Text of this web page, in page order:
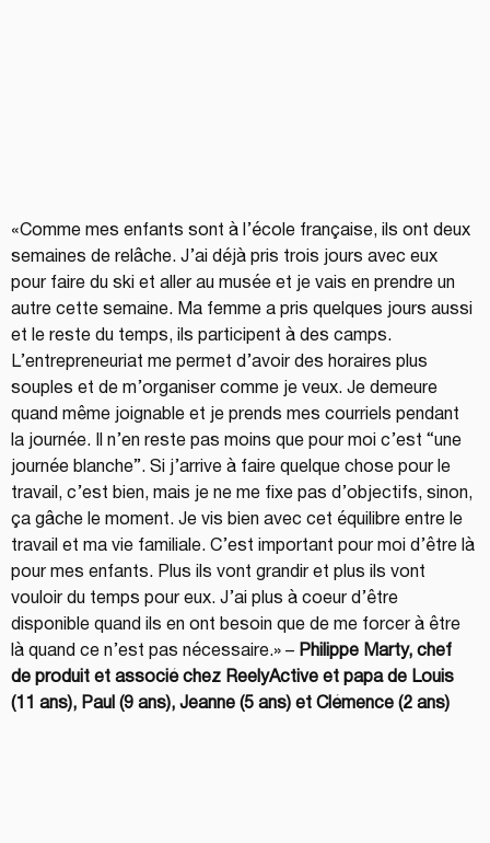
«Comme mes enfants sont à l’école française, ils ont deux
semaines de relâche. J’ai déjà pris trois jours avec eux
pour faire du ski et aller au musée et je vais en prendre un
autre cette semaine. Ma femme a pris quelques jours aussi
et le reste du temps, ils participent à des camps.
L’entrepreneuriat me permet d’avoir des horaires plus
souples et de m’organiser comme je veux. Je demeure
quand même joignable et je prends mes courriels pendant
la journée. Il n’en reste pas moins que pour moi c’est “une
journée blanche”. Si j’arrive à faire quelque chose pour le
travail, c’est bien, mais je ne me fixe pas d’objectifs, sinon,
ça gâche le moment. Je vis bien avec cet équilibre entre le
travail et ma vie familiale. C’est important pour moi d’être là
pour mes enfants. Plus ils vont grandir et plus ils vont
vouloir du temps pour eux. J’ai plus à coeur d’être
disponible quand ils en ont besoin que de me forcer à être
là quand ce n’est pas nécessaire.» – Philippe Marty, chef
de produit et associé chez ReelyActive et papa de Louis
(11 ans), Paul (9 ans), Jeanne (5 ans) et Clémence (2 ans)